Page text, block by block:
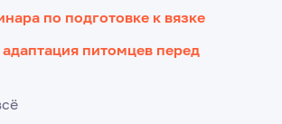
по подготовке к вязке
питомцев перед